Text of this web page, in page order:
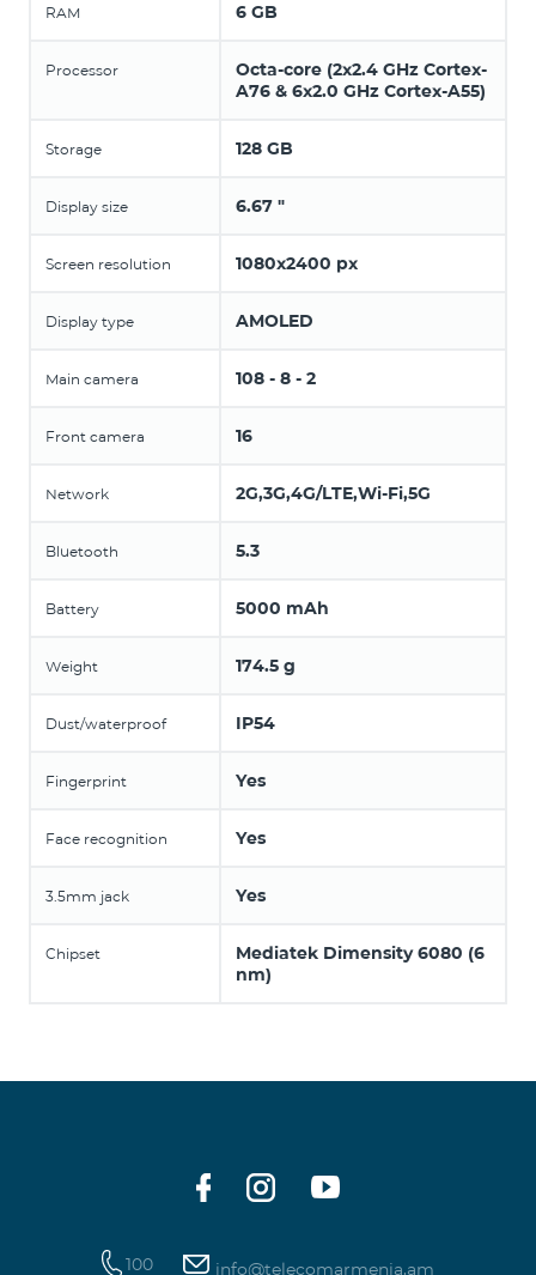
RAM 6 GB
Processor
Octa-core (2x2.4 GHz Cortex-
A76 & 6x2.0 GHz Cortex-A55)
Storage 128 GB
Display size 6.67 "
Screen resolution 1080x2400 px
Display type AMOLED
Main camera 108 - 8 - 2
Front camera 16
Network 2G,3G,4G/LTE,Wi-Fi,5G
Bluetooth 5.3
Battery 5000 mAh
Weight 174.5 g
Dust/waterproof IP54
Fingerprint Yes
Face recognition Yes
3.5mm jack Yes
Chipset
Mediatek Dimensity 6080 (6
nm)
100 info@telecomarmenia.am